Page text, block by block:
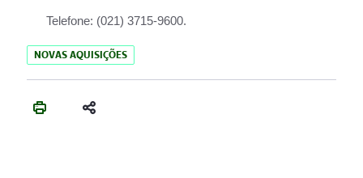
Telefone: (021) 3715-9600.
NOVAS AQUISIÇÕES